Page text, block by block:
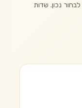
נכון. שדות